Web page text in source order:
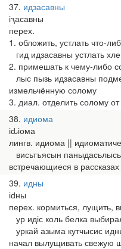
37 идзасавны
іԇасавны
перех.
1. обложить, устлать что-
гид идзасавны устлать
2. примешать к чему-либо
лыс пызь идзасавны
измельчённую солому
3. диал. отделить солому
38 идиома
іԃіома
лингв. идиома ||
висьтъясын
встречающиеся в рассказах
39 идны
іԁны
перех. кормиться, лущить,
ур идіс коль белка
уркай азыма кутчысис
начал вылущивать свежую